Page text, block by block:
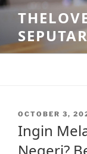
Skip
content
POSTED
OCTOBER 3,
Ingin